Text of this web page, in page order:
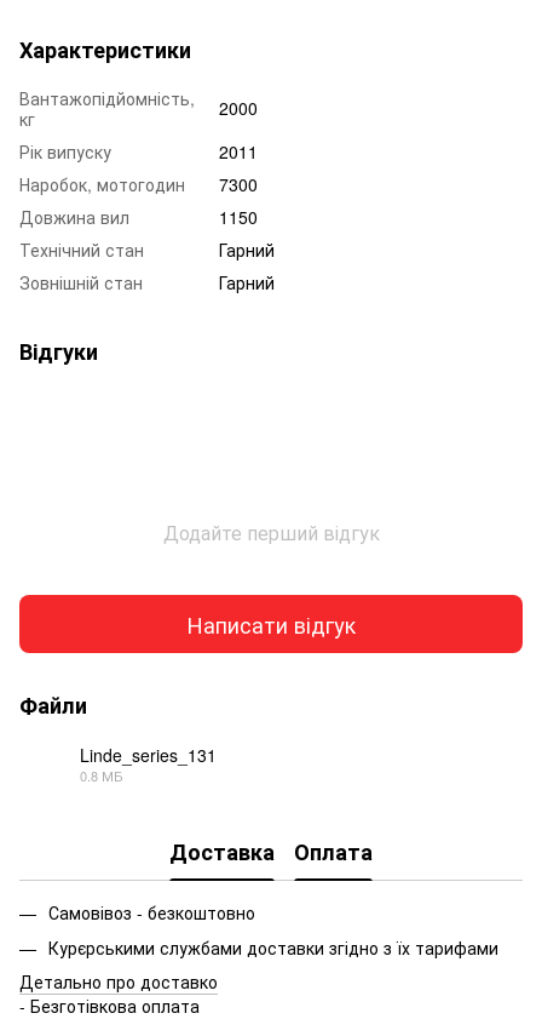
Характеристики
Вантажопідйомність,
кг
2000
Рік випуску
2011
Наробок, мотогодин
7300
Довжина вил
1150
Технічний стан
Гарний
Зовнішній стан
Гарний
Відгуки
Додайте перший відгук
Написати відгук
Файли
Linde_series_131
0.8 МБ
Доставка Оплата
Самовівоз - безкоштовно
Курєрськими службами доставки згідно з їх тарифами
Детально про доставко
- Безготівкова оплата